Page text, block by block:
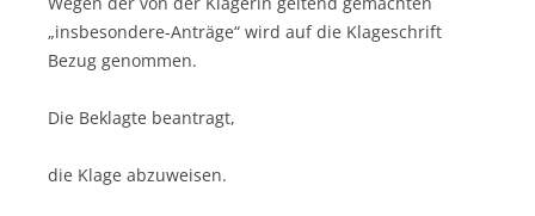
„insbesondere-Anträge“ wird auf die Klageschrift
Bezug genommen.
Die Beklagte beantragt,
die Klage abzuweisen.